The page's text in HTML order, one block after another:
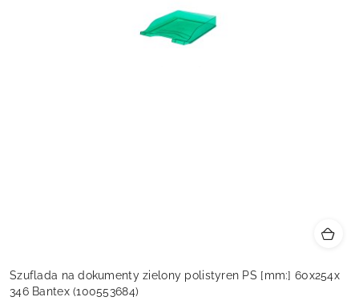
Szuflada na dokumenty zielony polistyren PS [mm:] 60x254x
346 Bantex (100553684)